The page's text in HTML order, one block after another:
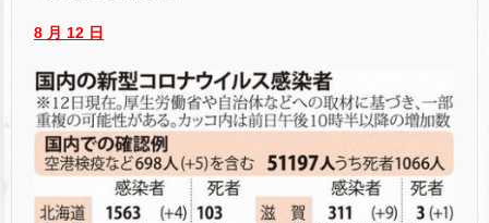
8 月 12 日